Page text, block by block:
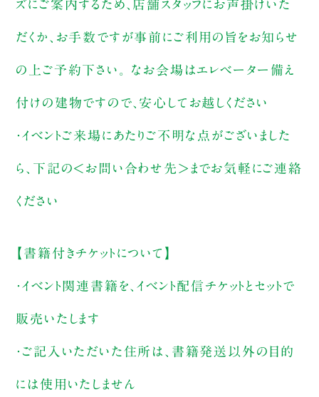
ズにご案内するため、店舗スタッフにお声掛けいた
だくか、お手数ですが事前にご利用の旨をお知らせ
の上ご予約下さい。 なお会場はエレベーター備え
付けの建物ですので、安心してお越しください
・イベントご来場にあたりご不明な点がございました
ら、下記の＜お問い合わせ先＞までお気軽にご連絡
ください
【書籍付きチケットについて】
・イベント関連書籍を、イベント配信チケットとセットで
販売いたします
・ご記入いただいた住所は、書籍発送以外の目的
には使用いたしません